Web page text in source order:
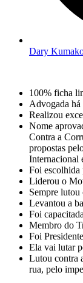
Dary
100% ficha
Advogada há
Realizou
Nome
Contra a
propostas
Internacional
Foi escolhida
Liderou o
Sempre lutou
Levantou a
Foi
Membro do
Foi
Ela vai lutar
Lutou contra
rua, pelo